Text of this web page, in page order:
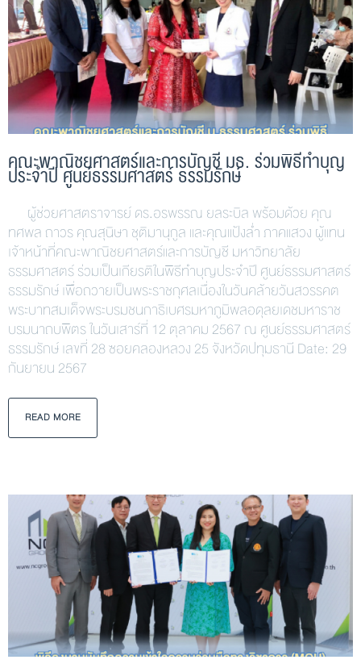
คณะพาณิชยศาสตร์และการบัญชี มธ. ร่วมพิธีทำบุญ
ประจำปี ศูนย์ธรรมศาสตร์ ธรรมรักษ์
ผู้ช่วยศาสตราจารย์ ดร.อรพรรณ ยลระบิล พร้อมด้วย คุณ
ทศพล ถาวร คุณสุนิษา ชุติมานุกูล และคุณแป้งล่ำ ภาคแสวง ผู้แทน
เจ้าหน้าที่คณะพาณิชยศาสตร์และการบัญชี มหาวิทยาลัย
ธรรมศาสตร์ ร่วมเป็นเกียรติในพิธีทำบุญประจำปี ศูนย์ธรรมศาสตร์
ธรรมรักษ์ เพื่อถวายเป็นพระราชกุศลเนื่องในวันคล้ายวันสวรรคต
พระบาทสมเด็จพระบรมชนกาธิเบศรมหาภูมิพลอดุลยเดชมหาราช
บรมนาถบพิตร ในวันเสาร์ที่ 12 ตุลาคม 2567 ณ ศูนย์ธรรมศาสตร์
ธรรมรักษ์ เลขที่ 28 ซอยคลองหลวง 25 จังหวัดปทุมธานี Date: 29
กันยายน 2567
READ MORE